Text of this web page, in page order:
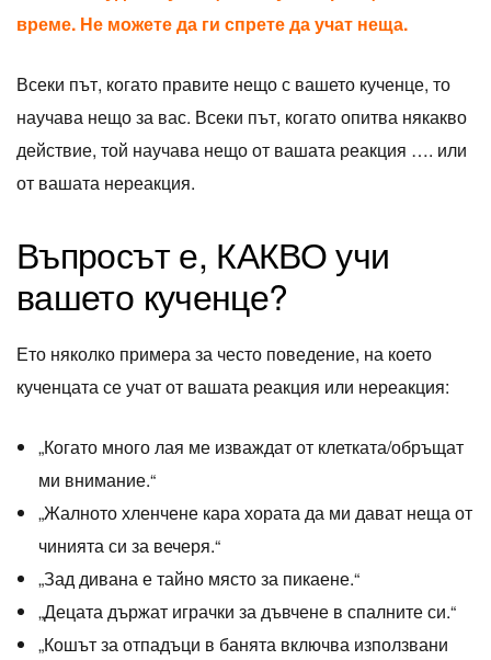
време. Не можете да ги спрете да учат неща.
Всеки път, когато правите нещо с вашето кученце, то
научава нещо за вас. Всеки път, когато опитва някакво
действие, той научава нещо от вашата реакция …. или
от вашата нереакция.
Въпросът е, КАКВО учи
вашето кученце?
Ето няколко примера за често поведение, на което
кученцата се учат от вашата реакция или нереакция:
„Когато много лая ме изваждат от клетката/обръщат
ми внимание.“
„Жалното хленчене кара хората да ми дават неща от
чинията си за вечеря.“
„Зад дивана е тайно място за пикаене.“
„Децата държат играчки за дъвчене в спалните си.“
„Кошът за отпадъци в банята включва използвани